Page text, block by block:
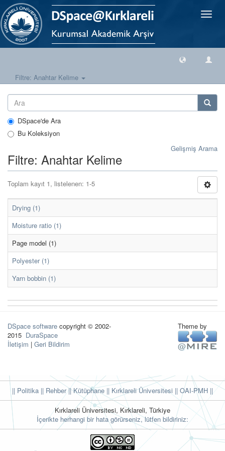
Geçiş
Filtre: Anahtar Kelime
DSpace'de Ara
Bu Koleksiyon
Gelişmiş Arama
Filtre: Anahtar Kelime
Toplam kayıt 1, listelenen: 1-5
Drying (1)
Moisture ratio (1)
Page model (1)
Polyester (1)
Yarn bobbin (1)
DSpace software copyright © 2002-
2015 DuraSpace
İletişim | Geri Bildirim
Theme by
|| Politika || Rehber|| Kütüphane || Kırklareli Üniversitesi || OAI-PMH ||
Kırklareli Üniversitesi, Kırklareli, Türkiye
İçerikte herhangi bir hata görürseniz, lütfen bildiriniz: